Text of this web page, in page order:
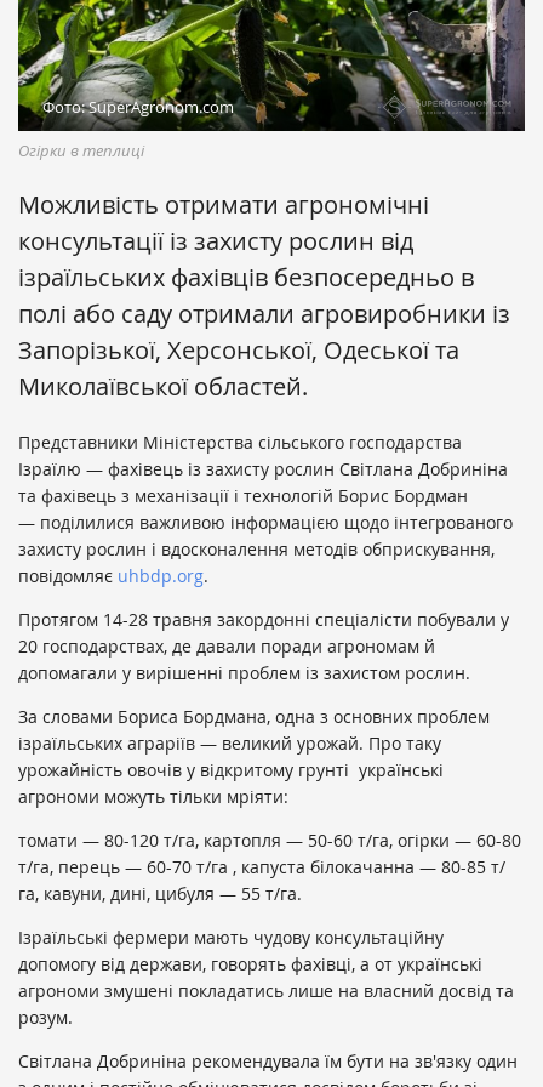
Фото: SuperAgronom.com
Огірки в теплиці
Можливість отримати агрономічні
консультації із захисту рослин від
ізраїльських фахівців безпосередньо в
полі або саду отримали агровиробники із
Запорізької, Херсонської, Одеської та
Миколаївської областей.
Представники Міністерства сільського господарства
Ізраїлю — фахівець із захисту рослин Світлана Добриніна
та фахівець з механізації і технологій Борис Бордман
— поділилися важливою інформацією щодо інтегрованого
захисту рослин і вдосконалення методів обприскування,
повідомляє uhbdp.org.
Протягом 14-28 травня закордонні спеціалісти побували у
20 господарствах, де давали поради агрономам й
допомагали у вирішенні проблем із захистом рослин.
За словами Бориса Бордмана, одна з основних проблем
ізраїльських аграріїв — великий урожай. Про таку
урожайність овочів у відкритому грунті українські
агрономи можуть тільки мріяти:
томати — 80-120 т/га, картопля — 50-60 т/га, огірки — 60-80
т/га, перець — 60-70 т/га , капуста білокачанна — 80-85 т/
га, кавуни, дині, цибуля — 55 т/га.
Ізраїльські фермери мають чудову консультаційну
допомогу від держави, говорять фахівці, а от українські
агрономи змушені покладатись лише на власний досвід та
розум.
Світлана Добриніна рекомендувала їм бути на зв'язку один